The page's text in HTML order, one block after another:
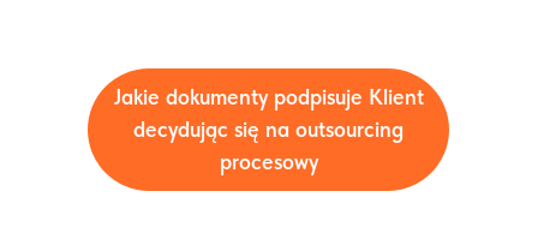
Jakie dokumenty podpisuje Klient
decydując się na outsourcing
procesowy